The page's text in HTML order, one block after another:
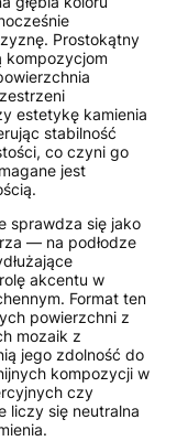
Prostokątny
kompozycjom
estetykę kamienia
stabilność
co czyni go
jest
sprawdza się jako
— na podłodze
akcentu w
Format ten
powierzchni z
mozaik z
jego zdolność do
kompozycji w
czy
liczy się neutralna